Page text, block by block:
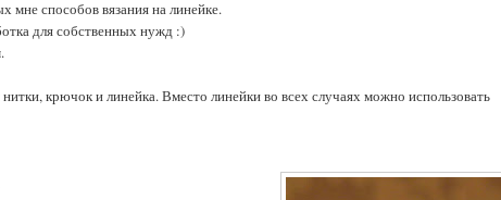
мне способов вязания на линейке.
для собственных нужд :)
крючок и линейка. Вместо линейки во всех случаях можно использовать